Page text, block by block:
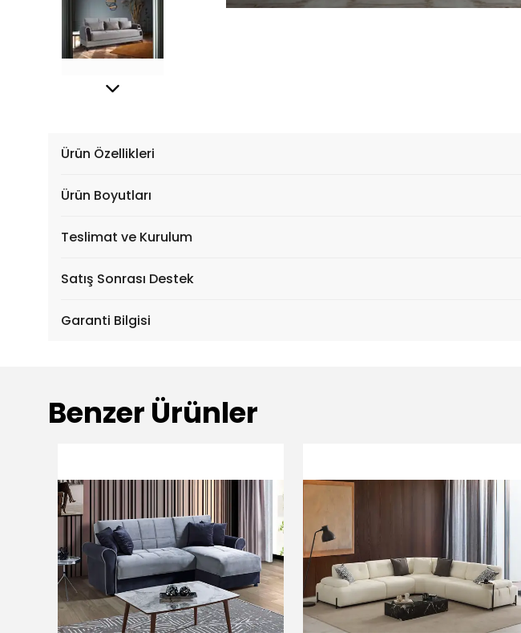
Ürün Özellikleri
Ürün Boyutları
Teslimat ve Kurulum
Satış Sonrası Destek
Garanti Bilgisi
Benzer Ürünler